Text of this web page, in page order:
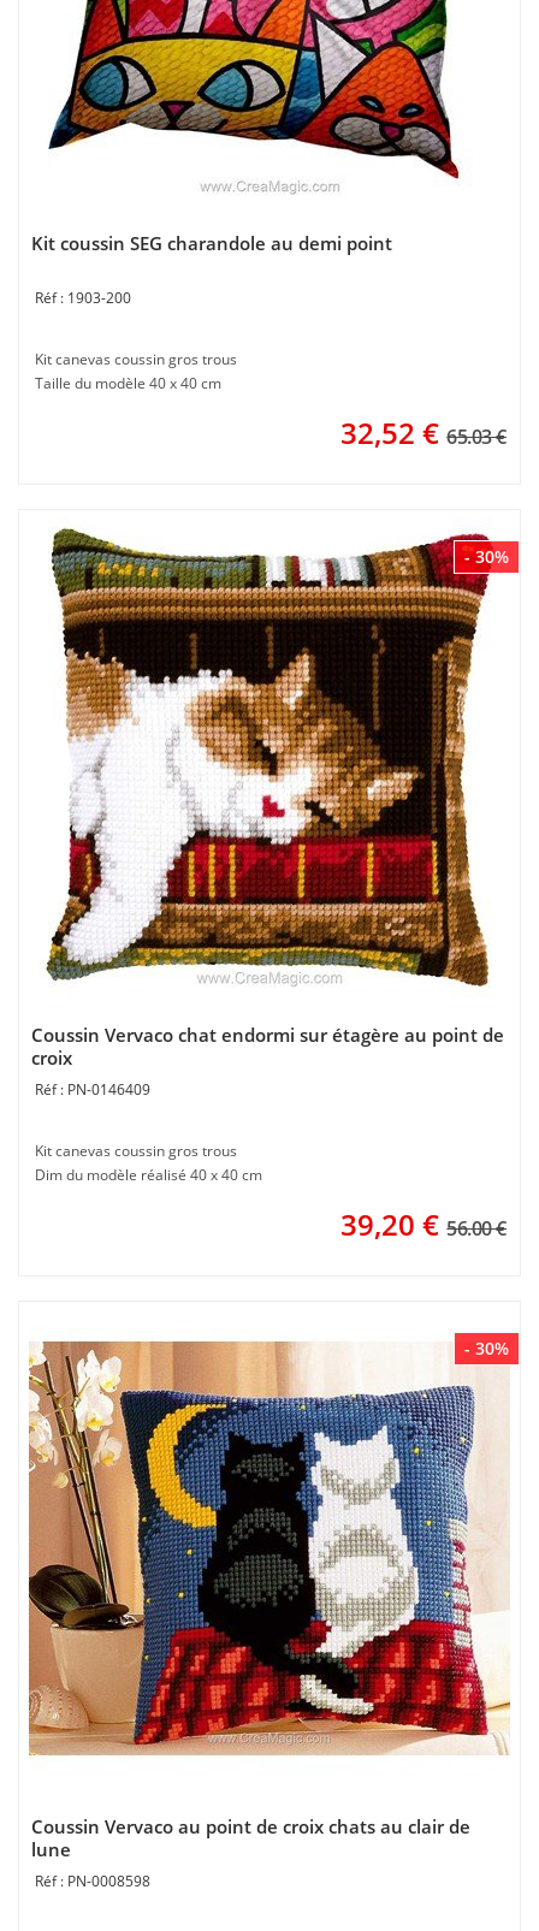
Kit coussin SEG charandole au demi point
1903-200
Kit canevas coussin gros trous
Taille du modèle 40 x 40 cm
32,52 € 65.03 €
- 30%
Coussin Vervaco chat endormi sur étagère au point de
croix
PN-0146409
Kit canevas coussin gros trous
Dim du modèle réalisé 40 x 40 cm
39,20 € 56.00 €
- 30%
Coussin Vervaco au point de croix chats au clair de
lune
PN-0008598